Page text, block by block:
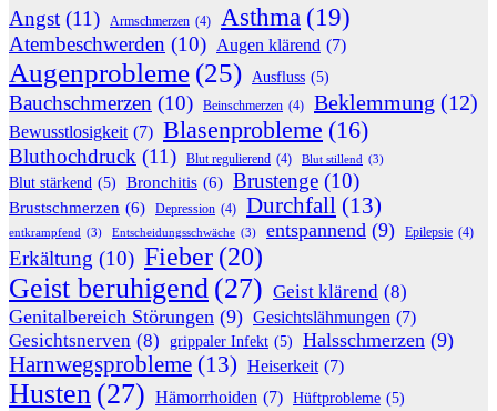
Angst (11) Armschmerzen (4) Asthma (19)
Atembeschwerden (10) Augen klärend (7)
Augenprobleme (25) Ausfluss (5)
Bauchschmerzen (10) Beinschmerzen (4) Beklemmung (12)
Bewusstlosigkeit (7) Blasenprobleme (16)
Bluthochdruck (11) Blut regulierend (4) Blut stillend (3)
Blut stärkend (5) Bronchitis (6) Brustenge (10)
Brustschmerzen (6) Depression (4) Durchfall (13)
entkrampfend (3) Entscheidungsschwäche (3) entspannend (9) Epilepsie (4)
Erkältung (10) Fieber (20)
Geist beruhigend (27) Geist klärend (8)
Genitalbereich Störungen (9) Gesichtslähmungen (7)
Gesichtsnerven (8) grippaler Infekt (5) Halsschmerzen (9)
Harnwegsprobleme (13) Heiserkeit (7)
Husten (27) Hämorrhoiden (7) Hüftprobleme (5)